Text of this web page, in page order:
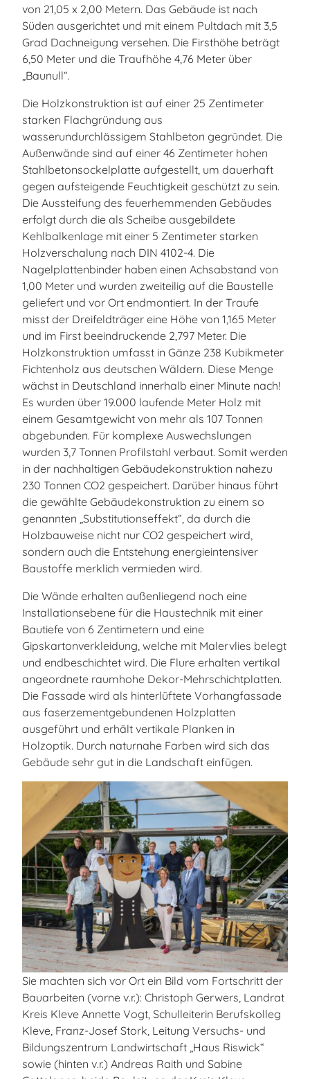
von 21,05 x 2,00 Metern. Das Gebäude ist nach
Süden ausgerichtet und mit einem Pultdach mit 3,5
Grad Dachneigung versehen. Die Firsthöhe beträgt
6,50 Meter und die Traufhöhe 4,76 Meter über
„Baunull“.
Die Holzkonstruktion ist auf einer 25 Zentimeter
starken Flachgründung aus
wasserundurchlässigem Stahlbeton gegründet. Die
Außenwände sind auf einer 46 Zentimeter hohen
Stahlbetonsockelplatte aufgestellt, um dauerhaft
gegen aufsteigende Feuchtigkeit geschützt zu sein.
Die Aussteifung des feuerhemmenden Gebäudes
erfolgt durch die als Scheibe ausgebildete
Kehlbalkenlage mit einer 5 Zentimeter starken
Holzverschalung nach DIN 4102-4. Die
Nagelplattenbinder haben einen Achsabstand von
1,00 Meter und wurden zweiteilig auf die Baustelle
geliefert und vor Ort endmontiert. In der Traufe
misst der Dreifeldträger eine Höhe von 1,165 Meter
und im First beeindruckende 2,797 Meter. Die
Holzkonstruktion umfasst in Gänze 238 Kubikmeter
Fichtenholz aus deutschen Wäldern. Diese Menge
wächst in Deutschland innerhalb einer Minute nach!
Es wurden über 19.000 laufende Meter Holz mit
einem Gesamtgewicht von mehr als 107 Tonnen
abgebunden. Für komplexe Auswechslungen
wurden 3,7 Tonnen Profilstahl verbaut. Somit werden
in der nachhaltigen Gebäudekonstruktion nahezu
230 Tonnen CO2 gespeichert. Darüber hinaus führt
die gewählte Gebäudekonstruktion zu einem so
genannten „Substitutionseffekt“, da durch die
Holzbauweise nicht nur CO2 gespeichert wird,
sondern auch die Entstehung energieintensiver
Baustoffe merklich vermieden wird.
Die Wände erhalten außenliegend noch eine
Installationsebene für die Haustechnik mit einer
Bautiefe von 6 Zentimetern und eine
Gipskartonverkleidung, welche mit Malervlies belegt
und endbeschichtet wird. Die Flure erhalten vertikal
angeordnete raumhohe Dekor-Mehrschichtplatten.
Die Fassade wird als hinterlüftete Vorhangfassade
aus faserzementgebundenen Holzplatten
ausgeführt und erhält vertikale Planken in
Holzoptik. Durch naturnahe Farben wird sich das
Gebäude sehr gut in die Landschaft einfügen.
Sie machten sich vor Ort ein Bild vom Fortschritt der
Bauarbeiten (vorne v.r.): Christoph Gerwers, Landrat
Kreis Kleve Annette Vogt, Schulleiterin Berufskolleg
Kleve, Franz-Josef Stork, Leitung Versuchs- und
Bildungszentrum Landwirtschaft „Haus Riswick“
sowie (hinten v.r.) Andreas Raith und Sabine